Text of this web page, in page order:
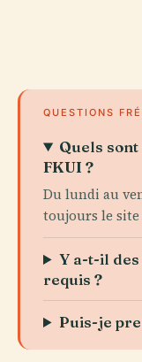
QUESTIONS
Quels
FKUI ?
Du lundi au
toujours le
Y a-t-il
requis ?
Puis-je